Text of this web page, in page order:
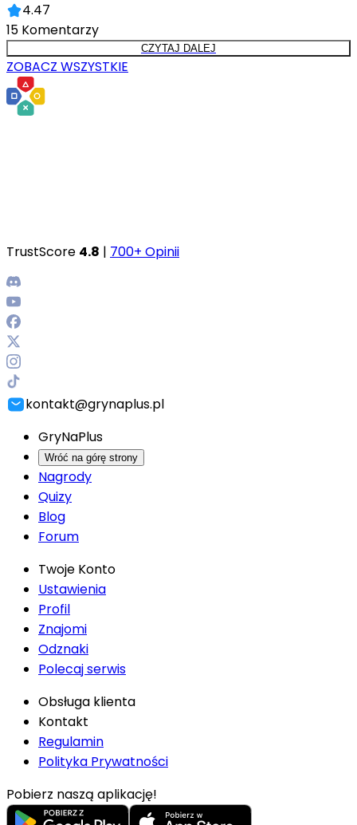
4.47
15 Komentarzy
CZYTAJ DALEJ
ZOBACZ WSZYSTKIE
TrustScore 4.8 | 700+ Opinii
kontakt@grynaplus.pl
GryNaPlus
Wróć na górę strony
Nagrody
Quizy
Blog
Forum
Twoje Konto
Ustawienia
Profil
Znajomi
Odznaki
Polecaj serwis
Obsługa klienta
Kontakt
Regulamin
Polityka Prywatności
Pobierz naszą aplikację!